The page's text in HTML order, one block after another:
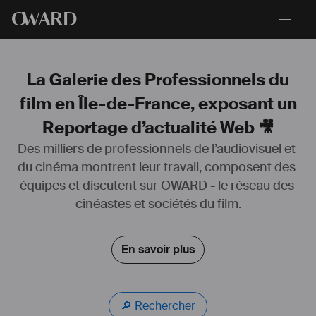
OWARD
La Galerie des Professionnels du
film en Île-de-France, exposant un
Reportage d’actualité Web 🎥
Des milliers de professionnels de l’audiovisuel et
du cinéma montrent leur travail, composent des
équipes et discutent sur OWARD - le réseau des
cinéastes et sociétés du film.
En savoir plus
🔎 Rechercher
Passionné de montage & de motion-design, je suis monteur et
motion designer depuis six ans.
Après 2 ans en tant que chef du pôle vidéo dans un média cinéma,
j’ai eu des expériences à la TV comme avec l’émission “Quotidien”,
puis dans le service public à travers mon expérience à “Radio
podcasts, documentaires...